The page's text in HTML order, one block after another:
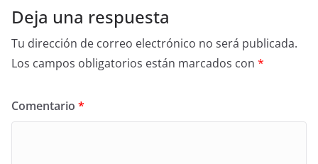
Deja una respuesta
Tu dirección de correo electrónico no será publicada.
Los campos obligatorios están marcados con *
Comentario *